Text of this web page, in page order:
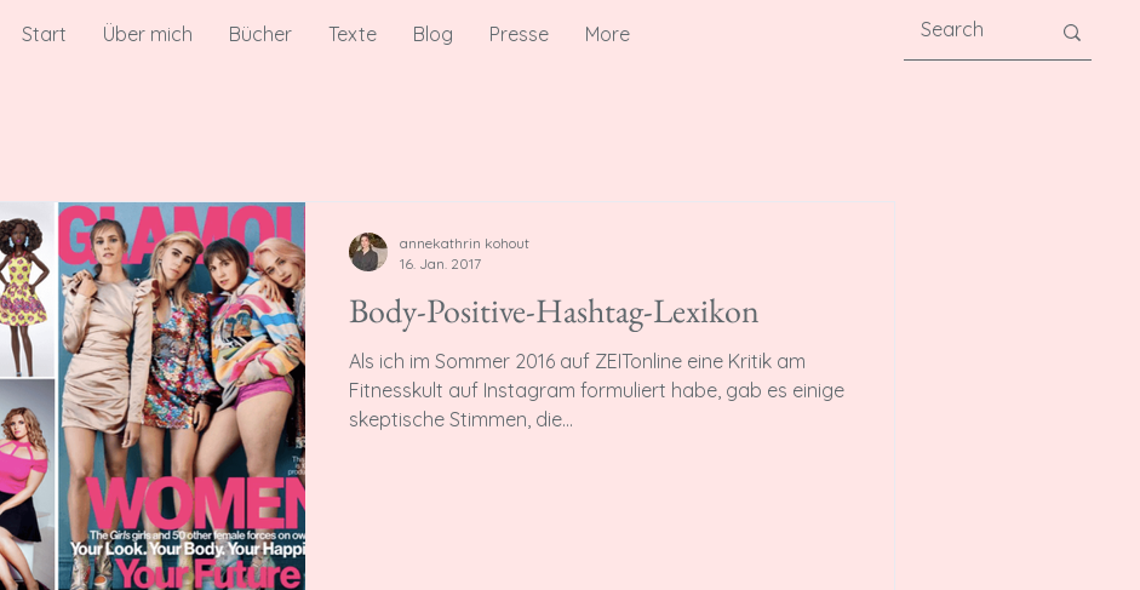
Start Über mich Bücher Texte Blog Presse More
Body-Positive-Hashtag-Lexikon
Als ich im Sommer 2016 auf ZEITonline eine Kritik am
Fitnesskult auf Instagram formuliert habe, gab es einige
skeptische Stimmen, die...
annekathrin kohout
16. Jan. 2017